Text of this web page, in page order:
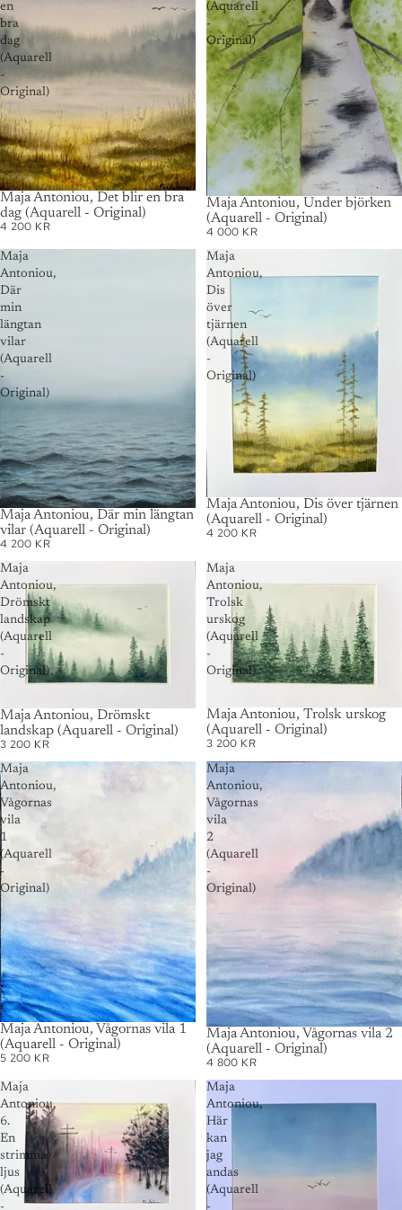
en
bra
dag
(Aquarell
-
Original)
AUSVERKAUFT
Maja Antoniou, Det blir en bra
dag (Aquarell - Original)
4 200 KR
(Aquarell
-
Original)
AUSVERKAUFT
Maja Antoniou, Under björken
(Aquarell - Original)
4 000 KR
Maja
Antoniou,
Där
min
längtan
vilar
(Aquarell
-
Original)
AUSVERKAUFT
Maja Antoniou, Där min längtan
vilar (Aquarell - Original)
4 200 KR
Maja
Antoniou,
Dis
över
tjärnen
(Aquarell
-
Original)
Maja Antoniou, Dis över tjärnen
(Aquarell - Original)
4 200 KR
Maja
Antoniou,
Drömskt
landskap
(Aquarell
-
Original)
AUSVERKAUFT
Maja Antoniou, Drömskt
landskap (Aquarell - Original)
3 200 KR
Maja
Antoniou,
Trolsk
urskog
(Aquarell
-
Original)
AUSVERKAUFT
Maja Antoniou, Trolsk urskog
(Aquarell - Original)
3 200 KR
Maja
Antoniou,
Vågornas
vila
1
(Aquarell
-
Original)
Maja Antoniou, Vågornas vila 1
(Aquarell - Original)
5 200 KR
Maja
Antoniou,
Vågornas
vila
2
(Aquarell
-
Original)
AUSVERKAUFT
Maja Antoniou, Vågornas vila 2
(Aquarell - Original)
4 800 KR
Maja
Antoniou,
6.
En
strimma
ljus
(Aquarell
Maja
Antoniou,
Här
kan
jag
andas
(Aquarell